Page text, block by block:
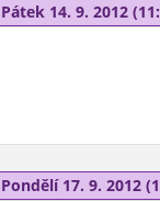
Pátek 14. 9. 2012
Pondělí 17. 9. 2012